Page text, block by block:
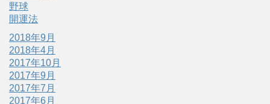
野球
開運法
2018年9月
2018年4月
2017年10月
2017年9月
2017年7月
2017年6月